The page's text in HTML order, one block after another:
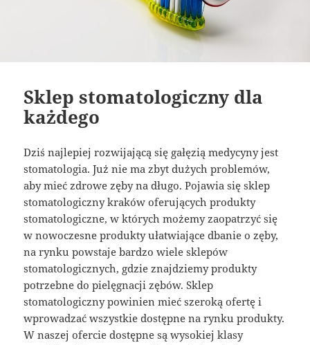
Sklep stomatologiczny dla
każdego
Dziś najlepiej rozwijającą się gałęzią medycyny jest
stomatologia. Już nie ma zbyt dużych problemów,
aby mieć zdrowe zęby na długo. Pojawia się sklep
stomatologiczny kraków oferujących produkty
stomatologiczne, w których możemy zaopatrzyć się
w nowoczesne produkty ułatwiające dbanie o zęby,
na rynku powstaje bardzo wiele sklepów
stomatologicznych, gdzie znajdziemy produkty
potrzebne do pielęgnacji zębów. Sklep
stomatologiczny powinien mieć szeroką ofertę i
wprowadzać wszystkie dostępne na rynku produkty.
W naszej ofercie dostępne są wysokiej klasy